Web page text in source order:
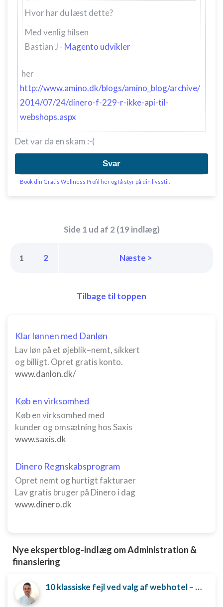
Hvor har du læst dette?
Med venlig hilsen
Bastian J - Magento udvikler
her
http://www.amino.dk/blogs/amino_blog/archive/
2014/07/24/dinero-f-229-r-ikke-api-til-
webshops.aspx
Det var da en skam :-(
Svar
Book din Gratis Wellness Profil her og få styr på din livsstil.
Side 1 ud af 2 (19 indlæg)
1 2 Næste >
Tilbage til toppen
Klar lønnen med Danløn
Lav løn på et øjeblik–nemt, sikkert
og billigt. Opret gratis konto.
www.danlon.dk/
Køb en virksomhed
Køb en virksomhed med
kunder og omsætning hos Saxis
www.saxis.dk
Dinero Regnskabsprogram
Opret nemt og hurtigt fakturaer
Lav gratis bruger på Dinero i dag
www.dinero.dk
Nye ekspertblog-indlæg om Administration &
finansiering
10 klassiske fejl ved valg af webhotel – og hvordan du undgår dem